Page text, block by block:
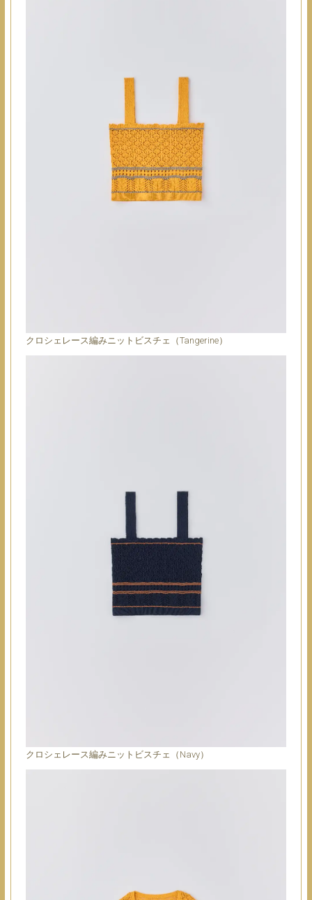
クロシェレース編みニットビスチェ（Tangerine）
クロシェレース編みニットビスチェ（Navy）